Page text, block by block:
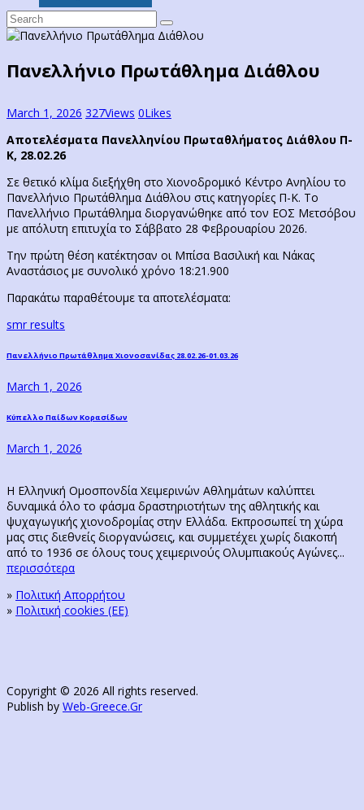
Πανελλήνιο Πρωτάθλημα Διάθλου
March 1, 2026 327Views 0Likes
Αποτελέσματα Πανελληνίου Πρωταθλήματος Διάθλου Π-
Κ, 28.02.26
Σε θετικό κλίμα διεξήχθη στο Χιονοδρομικό Κέντρο Ανηλίου το
Πανελλήνιο Πρωτάθλημα Διάθλου στις κατηγορίες Π-Κ. Το
Πανελλήνιο Πρωτάθλημα διοργανώθηκε από τον ΕΟΣ Μετσόβου
με απόλυτη επιτυχία το Σάββατο 28 Φεβρουαρίου 2026.
Την πρώτη θέση κατέκτησαν οι Μπίσα Βασιλική και Νάκας
Αναστάσιος με συνολικό χρόνο 18:21.900
Παρακάτω παραθέτουμε τα αποτελέσματα:
smr results
Post
navigation
Previous
Πανελλήνιο Πρωτάθλημα Χιονοσανίδας 28.02.26-01.03.26
March 1, 2026
Next
Κύπελλο Παίδων Κορασίδων
March 1, 2026
Η Ελληνική Ομοσπονδία Χειμερινών Αθλημάτων καλύπτει
δυναμικά όλο το φάσμα δραστηριοτήτων της αθλητικής και
ψυχαγωγικής χιονοδρομίας στην Ελλάδα. Εκπροσωπεί τη χώρα
μας στις διεθνείς διοργανώσεις, και συμμετέχει χωρίς διακοπή
από το 1936 σε όλους τους χειμερινούς Ολυμπιακούς Αγώνες...
περισσότερα
» Πολιτική Απορρήτου
» Πολιτική cookies (ΕΕ)
Copyright © 2026 All rights reserved.
Publish by Web-Greece.Gr